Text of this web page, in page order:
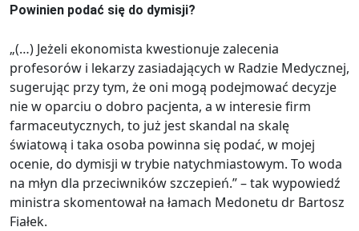
Powinien podać się do dymisji?
„(…) Jeżeli ekonomista kwestionuje zalecenia
profesorów i lekarzy zasiadających w Radzie Medycznej,
sugerując przy tym, że oni mogą podejmować decyzje
nie w oparciu o dobro pacjenta, a w interesie firm
farmaceutycznych, to już jest skandal na skalę
światową i taka osoba powinna się podać, w mojej
ocenie, do dymisji w trybie natychmiastowym. To woda
na młyn dla przeciwników szczepień.” – tak wypowiedź
ministra skomentował na łamach Medonetu dr Bartosz
Fiałek.